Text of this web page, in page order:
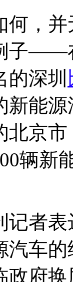
何，
子——
深圳
新能
北京市
辆新
记者
汽车
政府